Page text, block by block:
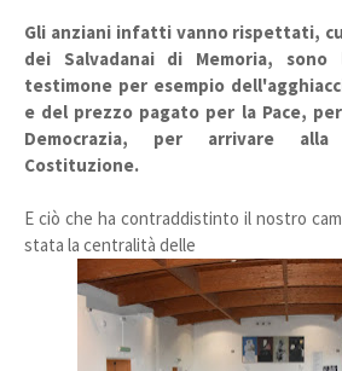
Gli anziani infatti vanno rispettati,
dei Salvadanai di Memoria, sono
testimone per esempio
e del prezzo pagato per la Pace,
Democrazia, per arrivare alla
Costituzione.
E ciò che ha contraddistinto il nostro
stata la centralità delle